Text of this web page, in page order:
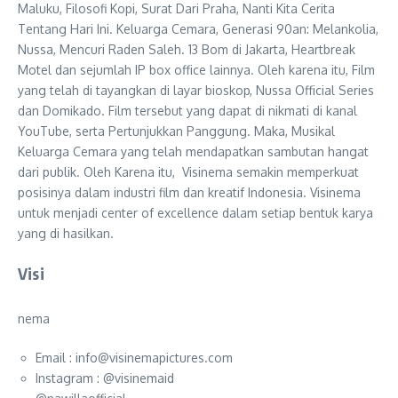
Maluku, Filosofi Kopi, Surat Dari Praha, Nanti Kita Cerita
Tentang Hari Ini. Keluarga Cemara, Generasi 90an: Melankolia,
Nussa, Mencuri Raden Saleh. 13 Bom di Jakarta, Heartbreak
Motel dan sejumlah IP box office lainnya. Oleh karena itu, Film
yang telah di tayangkan di layar bioskop, Nussa Official Series
dan Domikado. Film tersebut yang dapat di nikmati di kanal
YouTube, serta Pertunjukkan Panggung. Maka, Musikal
Keluarga Cemara yang telah mendapatkan sambutan hangat
dari publik. Oleh Karena itu, Visinema semakin memperkuat
posisinya dalam industri film dan kreatif Indonesia. Visinema
untuk menjadi center of excellence dalam setiap bentuk karya
yang di hasilkan.
Visi
nema
Email : info@visinemapictures.com
Instagram : @visinemaid